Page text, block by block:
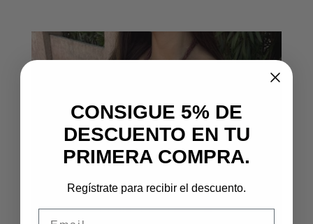
CONSIGUE 5% DE
DESCUENTO EN TU
PRIMERA COMPRA.
Regístrate para recibir el descuento.